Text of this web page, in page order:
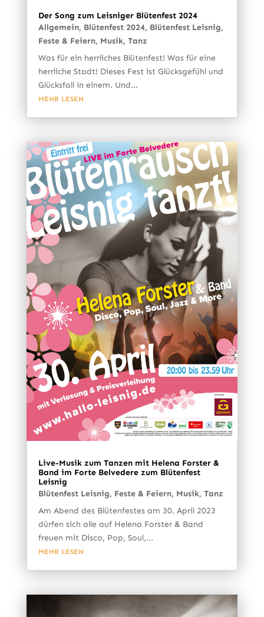
Der Song zum Leisniger Blütenfest 2024
Allgemein, Blütenfest 2024, Blütenfest Leisnig,
Feste & Feiern, Musik, Tanz
Was für ein herrliches Blütenfest! Was für eine
herrliche Stadt! Dieses Fest ist Glücksgefühl und
Glücksfall in einem. Und...
MEHR LESEN
Live-Musik zum Tanzen mit Helena Forster &
Band im Forte Belvedere zum Blütenfest
Leisnig
Blütenfest Leisnig, Feste & Feiern, Musik, Tanz
Am Abend des Blütenfestes am 30. April 2023
dürfen sich alle auf Helena Forster & Band
freuen mit Disco, Pop, Soul,...
MEHR LESEN